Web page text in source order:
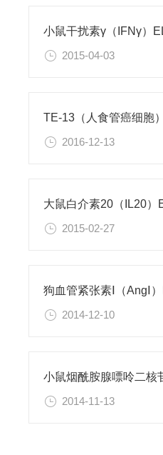
2015-04-03
TE-13（人食管癌细胞）
2016-12-13
2015-02-27
2014-12-10
2014-11-13